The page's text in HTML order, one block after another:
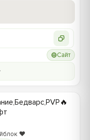
Сайт
❤️